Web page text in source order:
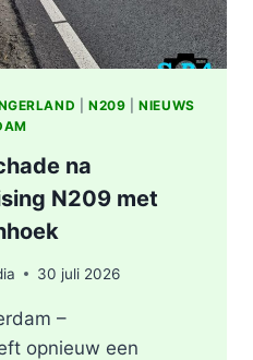
|N209 |NIEUWS
na
N209 met
30 juli 2026
–
opnieuw een